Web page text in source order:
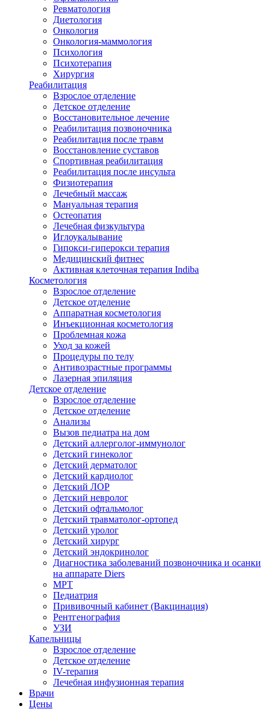
Ревматология
Диетология
Онкология
Онкология-маммология
Психология
Психотерапия
Хирургия
Реабилитация
Взрослое отделение
Детское отделение
Восстановительное лечение
Реабилитация позвоночника
Реабилитация после травм
Восстановление суставов
Спортивная реабилитация
Реабилитация после инсульта
Физиотерапия
Лечебный массаж
Мануальная терапия
Остеопатия
Лечебная физкультура
Иглоукалывание
Гипокси-гиперокси терапия
Медицинский фитнес
Активная клеточная терапия Indiba
Косметология
Взрослое отделение
Детское отделение
Аппаратная косметология
Инъекционная косметология
Проблемная кожа
Уход за кожей
Процедуры по телу
Антивозрастные программы
Лазерная эпиляция
Детское отделение
Взрослое отделение
Детское отделение
Анализы
Вызов педиатра на дом
Детский аллерголог-иммунолог
Детский гинеколог
Детский дерматолог
Детский кардиолог
Детский ЛОР
Детский невролог
Детский офтальмолог
Детский травматолог-ортопед
Детский уролог
Детский хирург
Детский эндокринолог
Диагностика заболеваний позвоночника и осанки
на аппарате Diers
МРТ
Педиатрия
Прививочный кабинет (Вакцинация)
Рентгенография
УЗИ
Капельницы
Взрослое отделение
Детское отделение
IV-терапия
Лечебная инфузионная терапия
Врачи
Цены